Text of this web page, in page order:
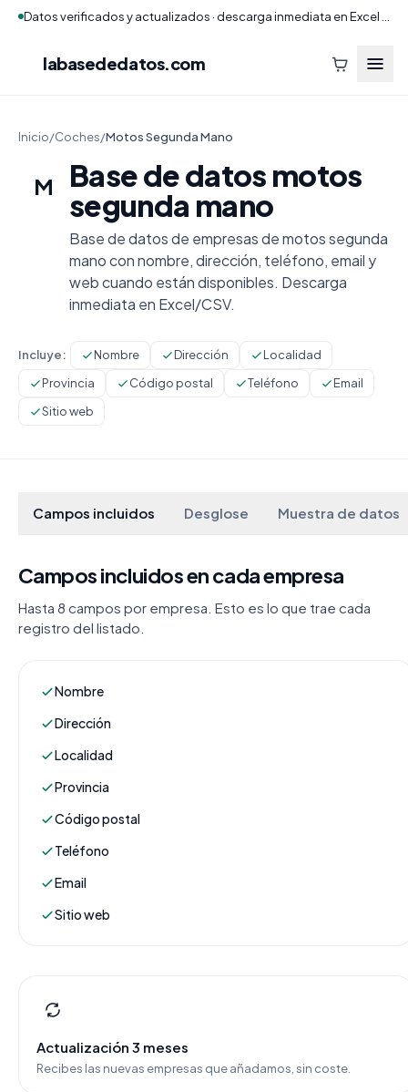
labasededatos.com
Inicio/Coches/Motos Segunda Mano
M
Base de datos motos
segunda mano
Base de datos de empresas de motos segunda
mano con nombre, dirección, teléfono, email y
web cuando están disponibles. Descarga
inmediata en Excel/CSV.
Incluye: Nombre Dirección
Localidad
Provincia
Código postal Teléfono
Email
Sitio web
Campos incluidos Desglose Muestra de datos
Campos incluidos en cada empresa
Hasta 8 campos por empresa. Esto es lo que trae cada
registro del listado.
Nombre
Dirección
Localidad
Provincia
Código postal
Teléfono
Email
Sitio web
Actualización 3 meses
Recibes las nuevas empresas que añadamos, sin coste.